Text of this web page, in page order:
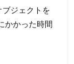
ジェクトを
かかった時間